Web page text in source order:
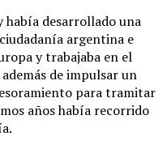
había desarrollado una
argentina e
y trabajaba en el
de impulsar un
para tramitar
años había recorrido